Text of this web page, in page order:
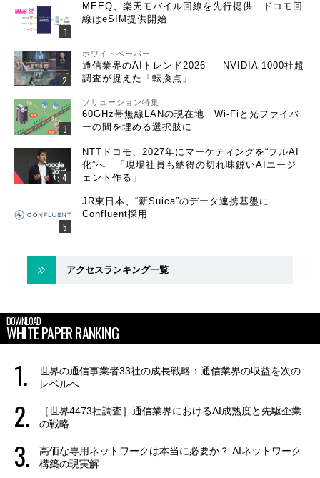
MEEQ、楽天モバイル回線を先行提供 ドコモ回
線はeSIM提供開始
ホワイトペーパー
通信業界のAIトレンド2026 ― NVIDIA 1000社超
調査が捉えた「転換点」
ソリューション特集
60GHz帯無線LANの現在地 Wi-Fiと光ファイバ
ーの間を埋める選択肢に
NTTドコモ、2027年にマーケティングを“フルAI
化”へ 「現場社員も納得の切れ味鋭いAIエージ
ェント作る」
JR東日本、“新Suica”のデータ連携基盤に
Confluent採用
アクセスランキング一覧
DOWNLOAD
WHITE PAPER RANKING
世界の通信事業者33社の成長戦略：通信業界の収益を次の
レベルへ
［世界4473社調査］通信業界におけるAI成熟度と先駆企業
の戦略
高価な専用ネットワークは本当に必要か？ AIネットワーク
構築の現実解